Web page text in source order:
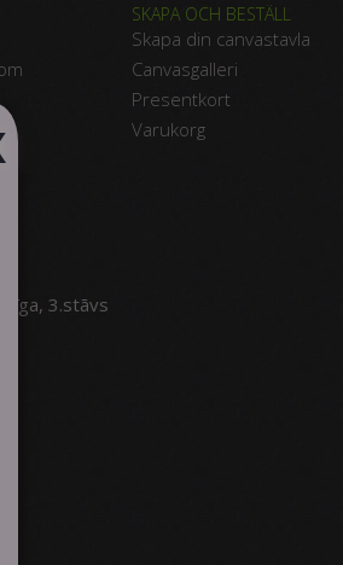
SKAPA OCH BESTÄLL
Skapa din canvastavla
Canvasgalleri
Presentkort
Varukorg
3.stāvs